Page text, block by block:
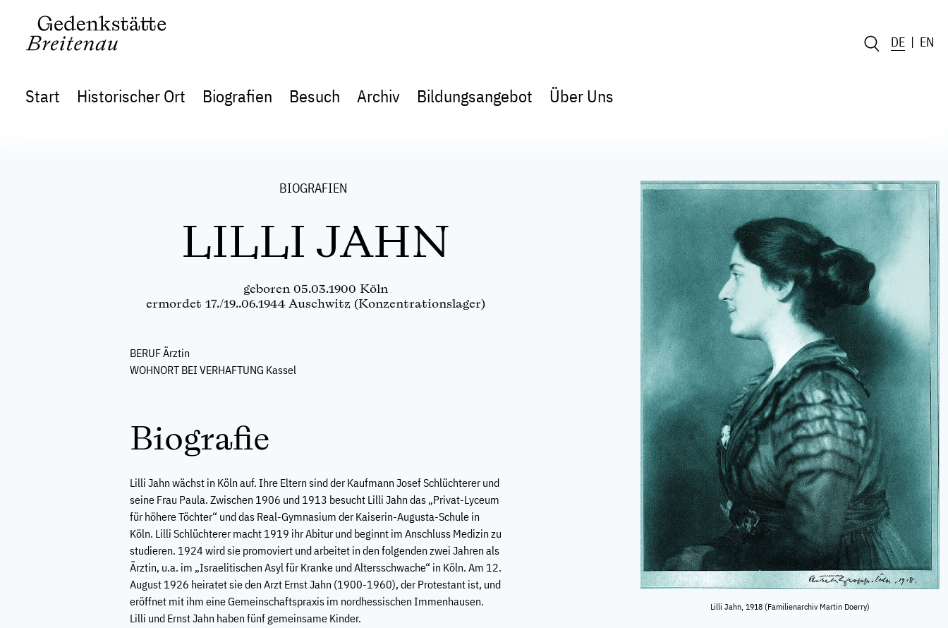
Start Historischer Ort Biografien Besuch Archiv Bildungsangebot Über Uns
DE EN
BIOGRAFIEN
LILLI JAHN
geboren 05.03.1900 Köln
ermordet 17./19..06.1944 Auschwitz (Konzentrationslager)
BERUFÄrztin
WOHNORT BEI VERHAFTUNG Kassel
Biografie
Lilli Jahn wächst in Köln auf. Ihre Eltern sind der Kaufmann Josef Schlüchterer und
seine Frau Paula. Zwischen 1906 und 1913 besucht Lilli Jahn das „Privat-Lyceum
für höhere Töchter“ und das Real-Gymnasium der Kaiserin-Augusta-Schule in
Köln. Lilli Schlüchterer macht 1919 ihr Abitur und beginnt im Anschluss Medizin zu
studieren. 1924 wird sie promoviert und arbeitet in den folgenden zwei Jahren als
Ärztin, u.a. im „Israelitischen Asyl für Kranke und Altersschwache“ in Köln. Am 12.
August 1926 heiratet sie den Arzt Ernst Jahn (1900-1960), der Protestant ist, und
eröffnet mit ihm eine Gemeinschaftspraxis im nordhessischen Immenhausen.
Lilli und Ernst Jahn haben fünf gemeinsame Kinder.
Lilli Jahn, 1918 (Familienarchiv Martin Doerry)